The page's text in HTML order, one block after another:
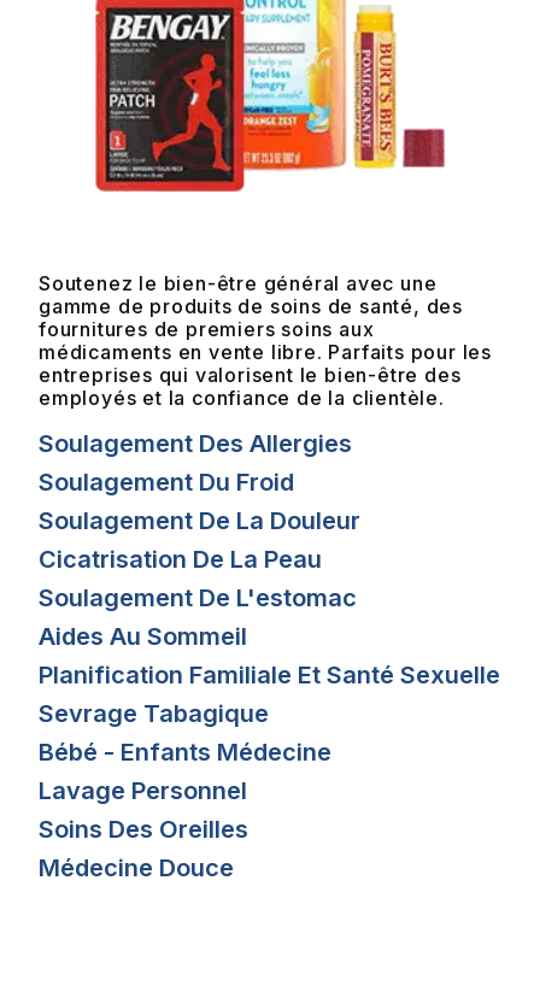
Soutenez le bien-être général avec une
gamme de produits de soins de santé, des
fournitures de premiers soins aux
médicaments en vente libre. Parfaits pour les
entreprises qui valorisent le bien-être des
employés et la confiance de la clientèle.
Soulagement Des Allergies
Soulagement Du Froid
Soulagement De La Douleur
Cicatrisation De La Peau
Soulagement De L'estomac
Aides Au Sommeil
Planification Familiale Et Santé Sexuelle
Sevrage Tabagique
Bébé - Enfants Médecine
Lavage Personnel
Soins Des Oreilles
Médecine Douce